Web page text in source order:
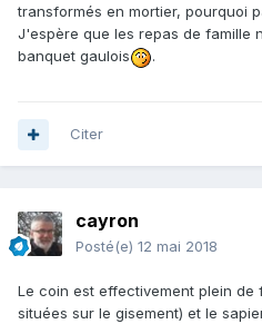
transformés en mortier, pourquoi
J'espère que les repas de famille
banquet gaulois
.
Citer
cayron
Posté(e) 12 mai 2018
Le coin est effectivement plein de
situées sur le gisement) et le